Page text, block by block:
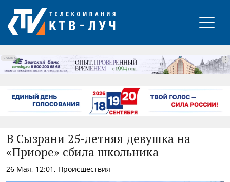
РЕКЛАМА
В Сызрани 25-летняя девушка на
«Приоре» сбила школьника
26 Мая, 12:01, Происшествия